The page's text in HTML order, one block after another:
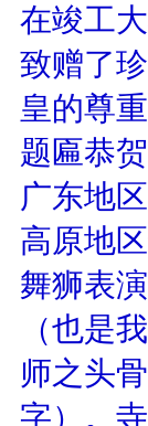
在竣工
致赠了
皇的尊
题匾恭
广东地
高原地
舞狮表
（也是
师之头
字）。